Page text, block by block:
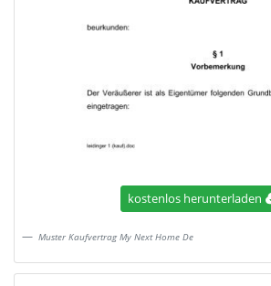
kostenlos herunterladen
Muster Kaufvertrag My Next Home De